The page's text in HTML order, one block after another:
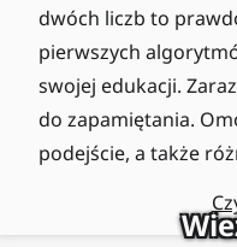
dwóch liczb to
pierwszych
swojej edukacji.
do zapamiętania.
podejście, a także